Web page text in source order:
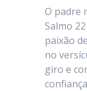
O padre
Salmo
paixão
no
giro e